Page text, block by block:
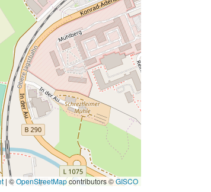
| ©OpenStreetMapcontributors ©GISCO